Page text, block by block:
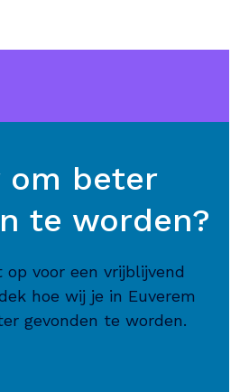
om beter
te worden?
voor een vrijblijvend
hoe wij je in Euverem
gevonden te worden.